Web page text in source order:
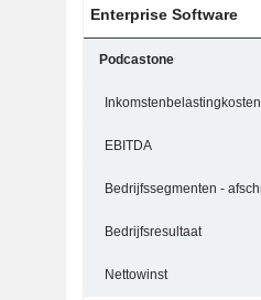
Enterprise Software
Podcastone
Inkomstenbelastingkosten
EBITDA
Bedrijfsresultaat
Nettowinst